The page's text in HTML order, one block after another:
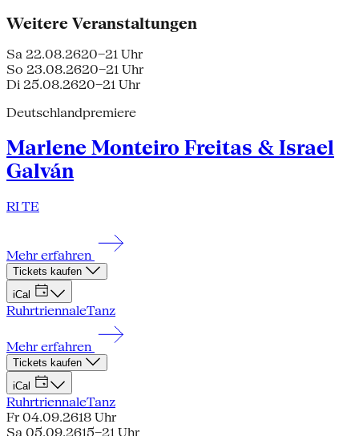
Weitere Veranstaltungen
Sa 22.08.2620–21 Uhr
So 23.08.2620–21 Uhr
Di 25.08.2620–21 Uhr
Deutschlandpremiere
Marlene Monteiro Freitas & Israel
Galván
RI TE
Mehr erfahren
Tickets kaufen
iCal
RuhrtriennaleTanz
Mehr erfahren
Tickets kaufen
iCal
RuhrtriennaleTanz
Fr 04.09.2618 Uhr
Sa 05.09.2615–21 Uhr